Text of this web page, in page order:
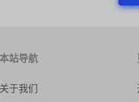
本站导航
关于我们